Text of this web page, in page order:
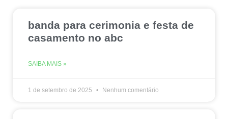
banda para cerimonia e festa de
casamento no abc
SAIBA MAIS »
1 de setembro de 2025 Nenhum comentário